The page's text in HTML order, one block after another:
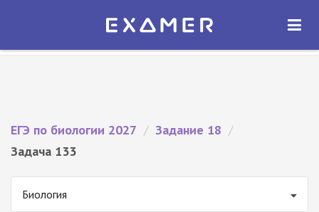
Экзамер — ЕГЭ 2027
ОТКРЫТЬ
ЕГЭ по биологии 2027 / Задание 18 /
Задача 133
Биология